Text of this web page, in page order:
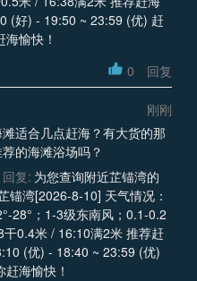
(好) - 19:50 ~ 23:59 (优) 赶
愉快！
0 回复
刚刚
适合几点赶海？有大货的那
的海滩浴场吗？
回复: 为您查询附近芷锚湾的
锚湾[2026-8-10] 天气情况：
28°；1-3级东南风；0.1-0.2
0.4米 / 16:10满2米 推荐赶
(优) - 18:40 ~ 23:59 (优)
海愉快！